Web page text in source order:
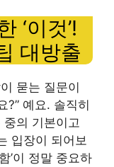
‘이것’!
대방출
묻는 질문이
?” 예요. 솔직히
의 기본이고
입장이 되어보
’이 정말 중요하